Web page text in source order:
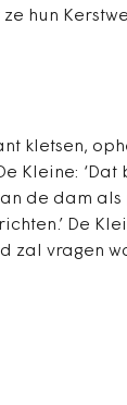
hun
kletsen,
Kleine: ‘Dat
de dam als
De
zal vragen